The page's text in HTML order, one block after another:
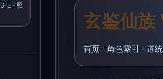
· 照
玄鉴仙
首页 · 角色索引 · 道